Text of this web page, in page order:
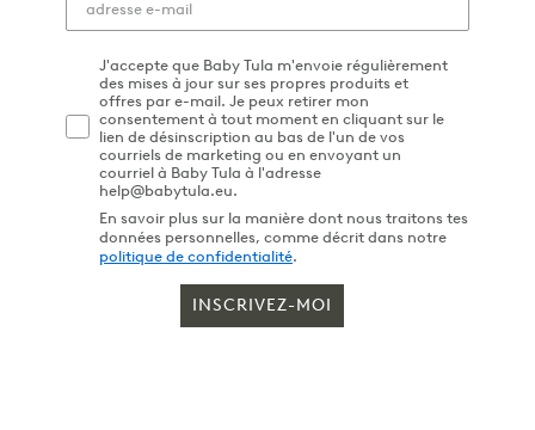
J'accepte que Baby Tula m'envoie régulièrement
des mises à jour sur ses propres produits et
offres par e-mail. Je peux retirer mon
consentement à tout moment en cliquant sur le
lien de désinscription au bas de l'un de vos
courriels de marketing ou en envoyant un
courriel à Baby Tula à l'adresse
help@babytula.eu.
En savoir plus sur la manière dont nous traitons tes
données personnelles, comme décrit dans notre
politique de confidentialité.
INSCRIVEZ-MOI